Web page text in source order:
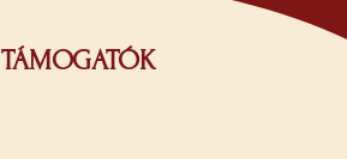
TÁMOGATÓK